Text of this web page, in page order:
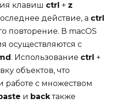
клавиш ctrl + z
действие, а ctrl
повторение. В macOS
осуществляются с
. Использование ctrl +
объектов, что
работе с множеством
и backтакже